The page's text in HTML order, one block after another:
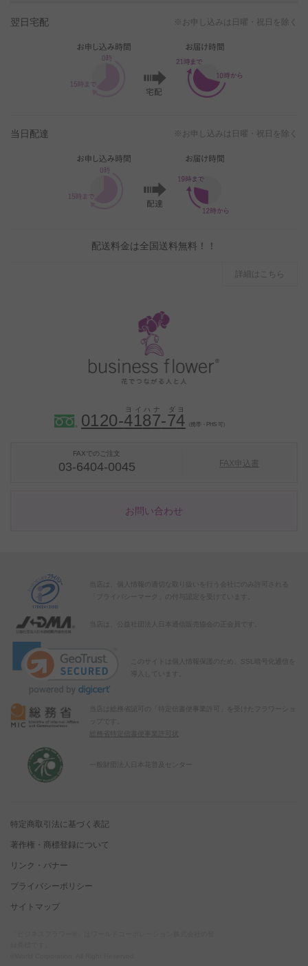
翌日宅配 ※お申し込みは日曜・祝日を除く
当日配達 ※お申し込みは日曜・祝日を除く
配送料金は全国送料無料！！
詳細はこちら
0120-4187-74 （携帯・PHS 可）
FAXでのご注文
03-6404-0045 FAX申込書
お問い合わせ
当店は、個人情報の適切な取り扱いを行う会社にのみ許可される
「プライバシーマーク」の付与認定を受けています。
当店は、公益社団法人日本通信販売協会の正会員です。
このサイトは個人情報保護のため、SSL暗号化通信を
導入しています。
当店は総務省認可の「特定信書便事業許可」を受けたフラワーショ
総務省特定信書便事業許可状
特定商取引法に基づく表記
著作権・商標登録について
リンク・バナー
プライバシーポリシー
サイトマップ